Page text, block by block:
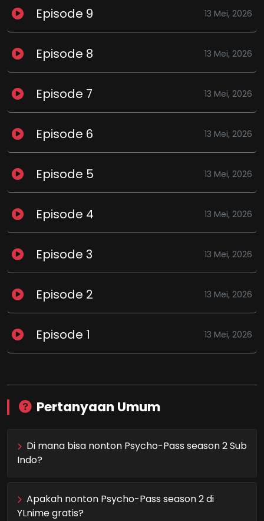
Episode 9 13 Mei, 2026
Episode 8 13 Mei, 2026
Episode 7 13 Mei, 2026
Episode 6 13 Mei, 2026
Episode 5 13 Mei, 2026
Episode 4 13 Mei, 2026
Episode 3 13 Mei, 2026
Episode 2 13 Mei, 2026
Episode 1 13 Mei, 2026
Pertanyaan Umum
Di mana bisa nonton Psycho-Pass season 2 Sub
Indo?
Apakah nonton Psycho-Pass season 2 di
YLnime gratis?